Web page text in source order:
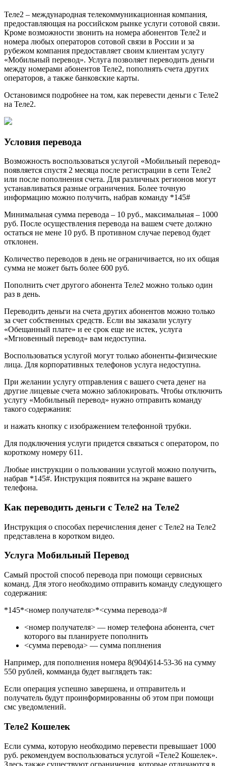
Теле2 – международная телекоммуникационная компания,
предоставляющая на российском рынке услуги сотовой связи.
Кроме возможности звонить на номера абонентов Теле2 и
номера любых операторов сотовой связи в России и за
рубежом компания предоставляет своим клиентам услугу
«Мобильный перевод». Услуга позволяет переводить деньги
между номерами абонентов Теле2, пополнять счета других
операторов, а также банковские карты.
Остановимся подробнее на том, как перевести деньги с Теле2
на Теле2.
Условия перевода
Возможность воспользоваться услугой «Мобильный перевод»
появляется спустя 2 месяца после регистрации в сети Теле2
или после пополнения счета. Для различных регионов могут
устанавливаться разные ограничения. Более точную
информацию можно получить, набрав команду *145#
Минимальная сумма перевода – 10 руб., максимальная – 1000
руб. После осуществления перевода на вашем счете должно
остаться не мене 10 руб. В противном случае перевод будет
отклонен.
Количество переводов в день не ограничивается, но их общая
сумма не может быть более 600 руб.
Пополнить счет другого абонента Теле2 можно только один
раз в день.
Переводить деньги на счета других абонентов можно только
за счет собственных средств. Если вы заказали услугу
«Обещанный плате» и ее срок еще не истек, услуга
«Мгновенный перевод» вам недоступна.
Воспользоваться услугой могут только абоненты-физические
лица. Для корпоративных телефонов услуга недоступна.
При желании услугу отправления с вашего счета денег на
другие лицевые счета можно заблокировать. Чтобы отключить
услугу «Мобильный перевод» нужно отправить команду
такого содержания:
и нажать кнопку с изображением телефонной трубки.
Для подключения услуги придется связаться с оператором, по
короткому номеру 611.
Любые инструкции о пользовании услугой можно получить,
набрав *145#. Инструкция появится на экране вашего
телефона.
Как переводить деньги с Теле2 на Теле2
Инструкция о способах перечисления денег с Теле2 на Теле2
представлена в коротком видео.
Услуга Мобильный Перевод
Самый простой способ перевода при помощи сервисных
команд. Для этого необходимо отправить команду следующего
содержания:
*145*<номер получателя>*<сумма перевода>#
<номер получателя> — номер телефона абонента, счет
которого вы планируете пополнить
<сумма перевода> — сумма поплнения
Например, для пополнения номера 8(904)614-53-36 на сумму
550 рублей, комманда будет выглядеть так:
Если операция успешно завершена, и отправитель и
получатель будут проинформированны об этом при помощи
смс уведомлений.
Теле2 Кошелек
Если сумма, которую необходимо перевести превышает 1000
руб. рекомендуем воспользоваться услугой «Теле2 Кошелек».
Здесь также существуют ограничения, которые отличаются в